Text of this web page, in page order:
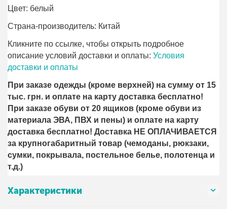
Цвет: белый
Страна-производитель: Китай
Кликните по ссылке, чтобы открыть подробное
описание условий доставки и оплаты:Условия
доставки и оплаты
При заказе одежды (кроме верхней) на сумму от 15
тыс. грн. и оплате на карту доставка бесплатно!
При заказе обуви от 20 ящиков (кроме обуви из
материала ЭВА, ПВХ и пены) и оплате на карту
доставка бесплатно! Доставка НЕ ОПЛАЧИВАЕТСЯ
за крупногабаритный товар (чемоданы, рюкзаки,
сумки, покрывала, постельное белье, полотенца и
т.д.)
Характеристики